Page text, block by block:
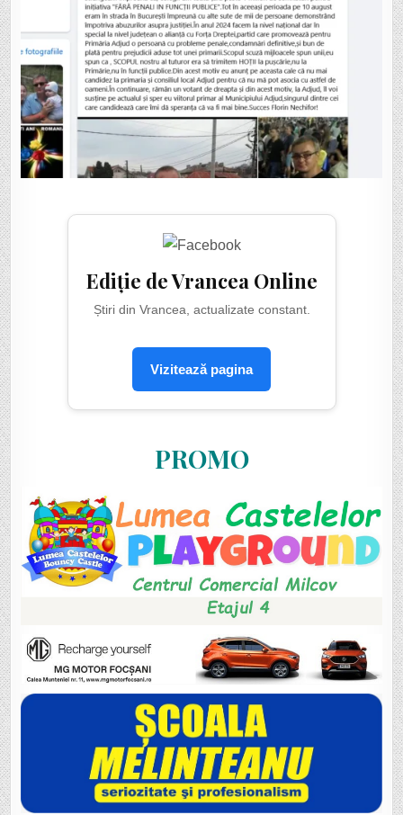
Ediție de Vrancea Online
Știri din Vrancea, actualizate constant.
Vizitează pagina
PROMO